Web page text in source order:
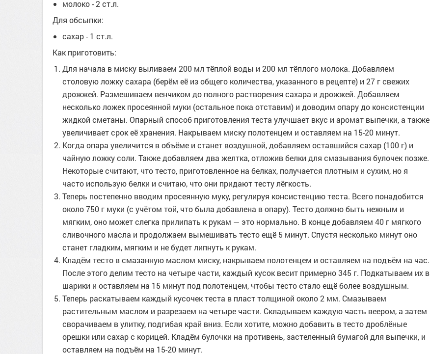
молоко - 2 ст.л.
Для обсыпки:
сахар - 1 ст.л.
Как приготовить:
Для начала в миску выливаем 200 мл тёплой воды и 200 мл тёплого молока. Добавляем
столовую ложку сахара (берём её из общего количества, указанного в рецепте) и 27 г свежих
дрожжей. Размешиваем венчиком до полного растворения сахара и дрожжей. Добавляем
несколько ложек просеянной муки (остальное пока отставим) и доводим опару до консистенции
жидкой сметаны. Опарный способ приготовления теста улучшает вкус и аромат выпечки, а также
увеличивает срок её хранения. Накрываем миску полотенцем и оставляем на 15-20 минут.
Когда опара увеличится в объёме и станет воздушной, добавляем оставшийся сахар (100 г) и
чайную ложку соли. Также добавляем два желтка, отложив белки для смазывания булочек позже.
Некоторые считают, что тесто, приготовленное на белках, получается плотным и сухим, но я
часто использую белки и считаю, что они придают тесту лёгкость.
Теперь постепенно вводим просеянную муку, регулируя консистенцию теста. Всего понадобится
около 750 г муки (с учётом той, что была добавлена в опару). Тесто должно быть нежным и
мягким, оно может слегка прилипать к рукам — это нормально. В конце добавляем 40 г мягкого
сливочного масла и продолжаем вымешивать тесто ещё 5 минут. Спустя несколько минут оно
станет гладким, мягким и не будет липнуть к рукам.
Кладём тесто в смазанную маслом миску, накрываем полотенцем и оставляем на подъём на час.
После этого делим тесто на четыре части, каждый кусок весит примерно 345 г. Подкатываем их в
шарики и оставляем на 15 минут под полотенцем, чтобы тесто стало ещё более воздушным.
Теперь раскатываем каждый кусочек теста в пласт толщиной около 2 мм. Смазываем
растительным маслом и разрезаем на четыре части. Складываем каждую часть веером, а затем
сворачиваем в улитку, подгибая край вниз. Если хотите, можно добавить в тесто дроблёные
орешки или сахар с корицей. Кладём булочки на противень, застеленный бумагой для выпечки, и
оставляем на подъём на 15-20 минут.